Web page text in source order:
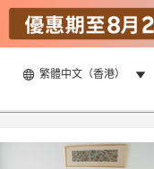
繁體中文（香港）